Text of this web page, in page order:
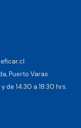
Puerto Varas
de 14:30 a 18:30 hrs.